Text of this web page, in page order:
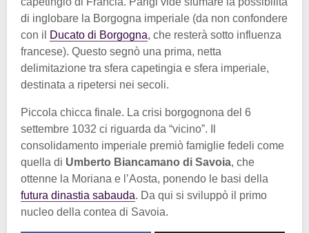
di inglobare la Borgogna imperiale (da non confondere
con il
Ducato di Borgogna, che resterà sotto influenza
francese). Questo segnò una prima, netta
delimitazione tra sfera capetingia e sfera imperiale,
destinata a ripetersi nei secoli.
Piccola chicca finale. La crisi borgognona del 6
settembre 1032 ci riguarda da “vicino”. Il
consolidamento imperiale premiò famiglie fedeli come
quella di Umberto Biancamano di Savoia, che
ottenne la Moriana e l’Aosta, ponendo le basi della
futura dinastia sabauda. Da qui si sviluppò il primo
nucleo della contea di Savoia.